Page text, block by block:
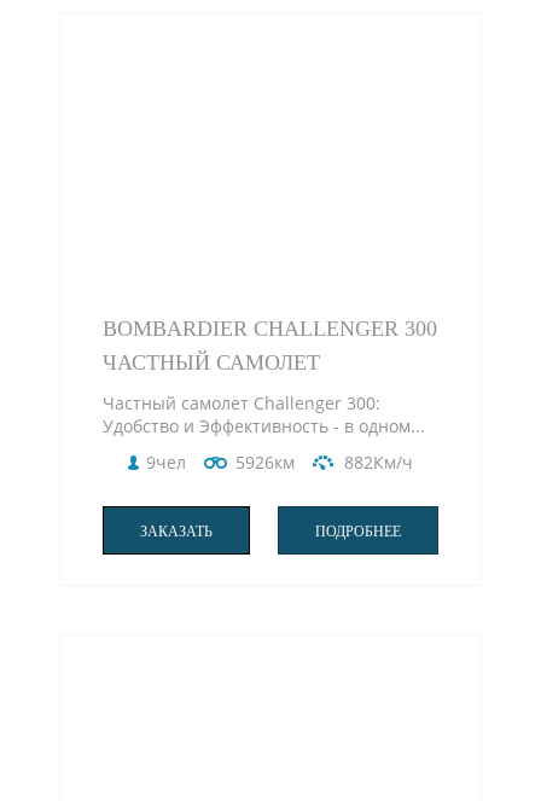
BOMBARDIER CHALLENGER 300
ЧАСТНЫЙ САМОЛЕТ
Частный самолет Challenger 300:
Удобство и Эффективность - в одном...
9чел
5926км 882Км/ч
ЗАКАЗАТЬ ПОДРОБНЕЕ